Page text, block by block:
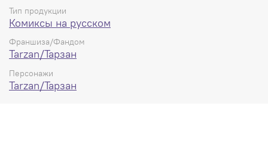
Тип продукции
Комиксы на русском
Франшиза/Фандом
Tarzan/Тарзан
Персонажи
Tarzan/Тарзан